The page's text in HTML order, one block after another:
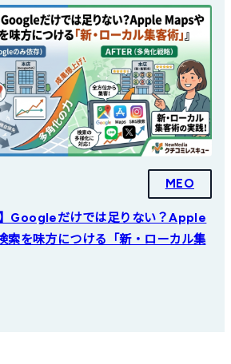
MEO
】Googleだけでは足りない？Apple
索を味方につける「新・ローカル集